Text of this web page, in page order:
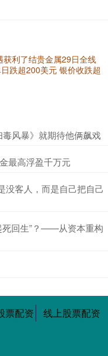
获利了结贵金属29日全线
跌超200美元 银价收跌超
毒风暴》就期待他俩飙戏
最高浮盈千万元
没客人，而是自己把自己
死回生”？——从资本重构
票配资 线上股票配资